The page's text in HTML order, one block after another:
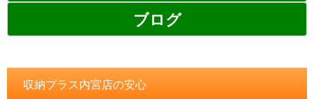
ブログ
収納プラス内宮店の安心